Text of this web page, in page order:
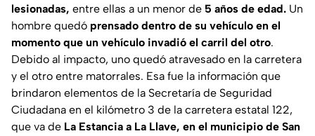
lesionadas, entre ellas a un menor de 5 años de edad. Un
hombre quedó prensado dentro de su vehículo en el
momento que un vehículo invadió el carril del otro.
Debido al impacto, uno quedó atravesado en la carretera
y el otro entre matorrales. Esa fue la información que
brindaron elementos de la Secretaría de Seguridad
Ciudadana en el kilómetro 3 de la carretera estatal 122,
que va de La Estancia a La Llave, en el municipio de San